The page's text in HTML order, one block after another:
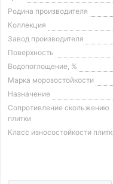
Родина производителя
Коллекция
Завод производителя
Поверхность
Водопоглощение, %
Марка морозостойкости
Назначение
Сопротивление скольжению
плитки
Класс износостойкости